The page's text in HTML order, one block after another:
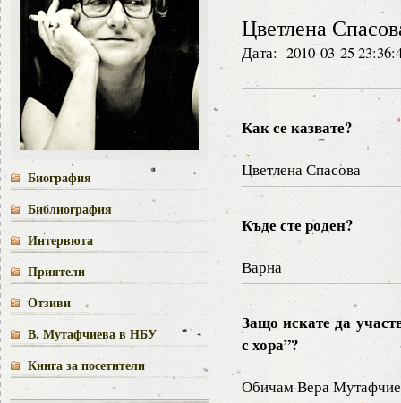
Биография
Библиография
Интервюта
Приятели
Отзиви
В. Мутафчиева в НБУ
Книга за посетители
Цветлена
Дата: 2010-03-25
Как се казвате?
Цветлена Спасова
Къде сте роден?
Варна
Защо искате да
с хора”?
Обичам Вера